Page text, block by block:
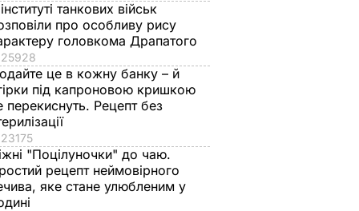
танкових військ
про особливу рису
головкома Драпатого
25928
це в кожну банку – й
під капроновою кришкою
перекиснуть. Рецепт без
23175
"Поцілуночки" до чаю.
рецепт неймовірного
яке стане улюбленим у